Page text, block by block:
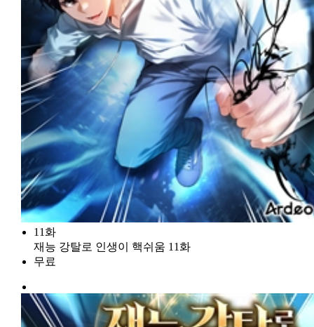
11화
재능 강탈로 인생이 핵쉬움 11화
무료